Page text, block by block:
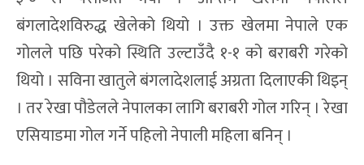
बंगलादेशविरुद्ध खेलेको थियो । उक्त खेलमा नेपाले एक
गोलले पछि परेको स्थिति उल्टाउँदै १-१ को बराबरी गरेको
थियो । सविना खातुले बंगलादेशलाई अग्रता दिलाएकी थिइन्
। तर रेखा पौडेलले नेपालका लागि बराबरी गोल गरिन् । रेखा
एसियाडमा गोल गर्ने पहिलो नेपाली महिला बनिन् ।